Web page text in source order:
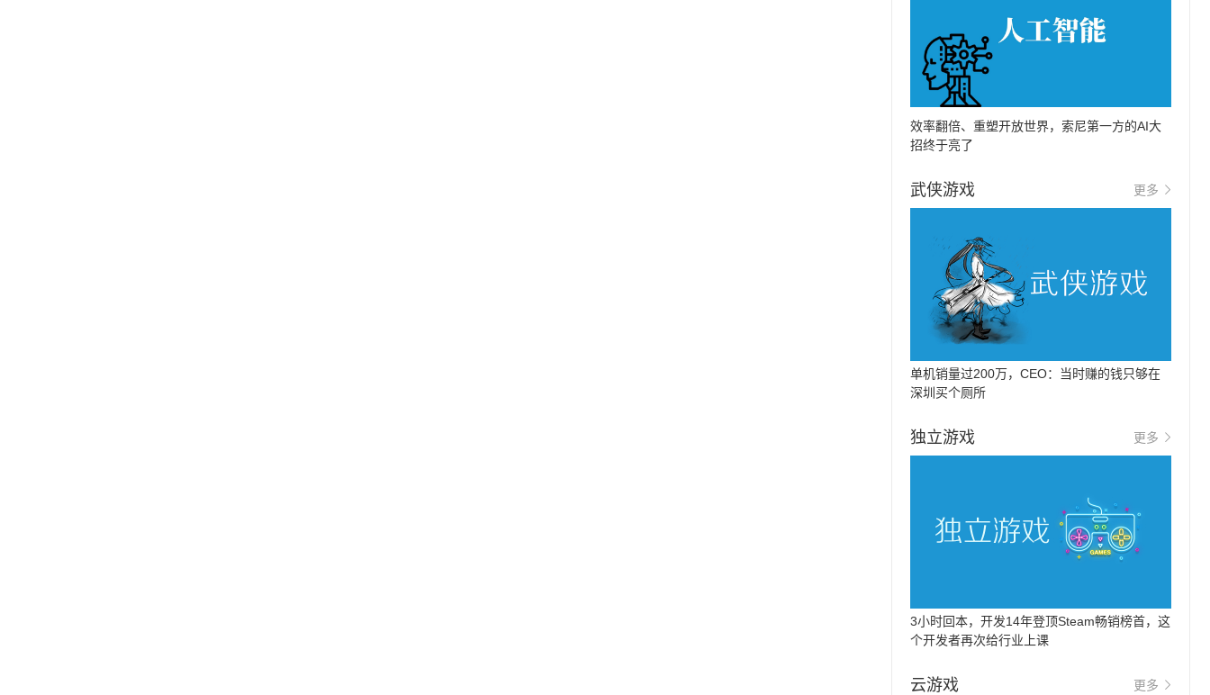
效率翻倍、重塑开放世界，索尼第一方的AI大
招终于亮了
武侠游戏 更多
单机销量过200万，CEO：当时赚的钱只够在
深圳买个厕所
独立游戏 更多
3小时回本，开发14年登顶Steam畅销榜首，这
个开发者再次给行业上课
云游戏 更多